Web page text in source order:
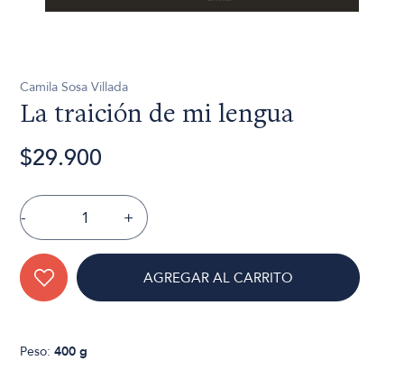
Camila Sosa Villada
La traición de mi lengua
$29.900
- +
AGREGAR AL CARRITO
Peso:400 g